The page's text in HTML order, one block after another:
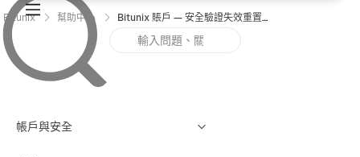
Bitunix 幫助中心 Bitunix 賬戶 — 安全驗證失效重置指南（Web）
帳戶與安全